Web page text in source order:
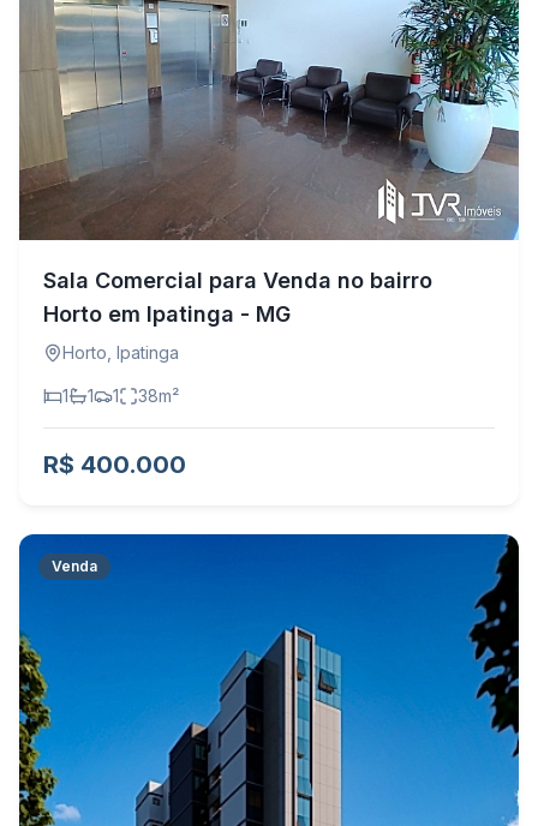
Sala Comercial para Venda no bairro
Horto em Ipatinga - MG
Horto Ipatinga
1 1 1 38m²
R$ 400.000
Venda